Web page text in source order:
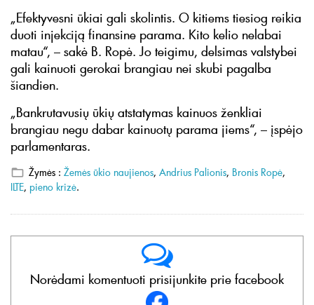
„Efektyvesni ūkiai gali skolintis. O kitiems tiesiog reikia
duoti injekciją finansine parama. Kito kelio nelabai
matau“, – sakė B. Ropė. Jo teigimu, delsimas valstybei
gali kainuoti gerokai brangiau nei skubi pagalba
šiandien.
„Bankrutavusių ūkių atstatymas kainuos ženkliai
brangiau negu dabar kainuotų parama jiems“, – įspėjo
parlamentaras.
Žymės : Žemės ūkio naujienos, Andrius Palionis, Bronis Ropė,
ILTE, pieno krizė.
Norėdami komentuoti prisijunkite prie facebook